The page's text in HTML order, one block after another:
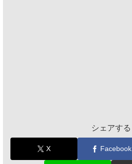
シェアする
X Facebook